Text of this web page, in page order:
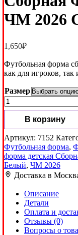
ЧМ 2026
1,650₽
Футбольная форма
как для игроков,
Размер
Количество
товара
Футбольная
форма
детская
Сборная
Франции
Mbappe
10
ЧМ
2026
Синий/
Белый
В корзину
Артикул: 7152
Футбольная форма,
форма детская
Белый, ЧМ 2026
Доставка в
Описание
Детали
Оплата и
Отзывы (0)
Вопросы о